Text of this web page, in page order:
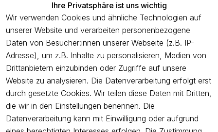
Ihre Privatsphäre ist uns wichtig
Wir verwenden Cookies und ähnliche Technologien auf
unserer Website und verarbeiten personenbezogene
Daten von Besucher:innen unserer Webseite (z.B. IP-
Adresse), um z.B. Inhalte zu personalisieren, Medien von
Drittanbietern einzubinden oder Zugriffe auf unsere
Website zu analysieren. Die Datenverarbeitung erfolgt erst
durch gesetzte Cookies. Wir teilen diese Daten mit Dritten,
die wir in den Einstellungen benennen. Die
Datenverarbeitung kann mit Einwilligung oder aufgrund
Service
Unternehmen
Newsletter
Freue dich über 5€ Rabatt bei deiner nächsten Bestellung und
profitiere von Angeboten.